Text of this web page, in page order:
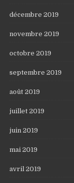
décembre 2019
novembre 2019
octobre 2019
septembre 2019
août 2019
juillet 2019
juin 2019
mai 2019
avril 2019